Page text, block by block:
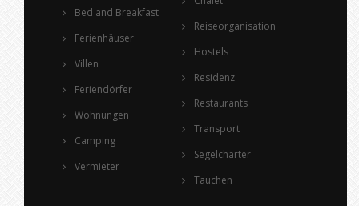
Bed and Breakfast
Ferienhäuser
Villen
Feriendörfer
Wohnungen
Camping
Vermieter
Reiseorganisation
Hostels
Residenz
Restaurants
Transport
Segelcharter
Tauchen